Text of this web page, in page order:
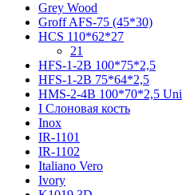
Grey Wood
Groff AFS-75 (45*30)
HCS 110*62*27
21
HFS-1-2B 100*75*2,5
HFS-1-2B 75*64*2,5
HMS-2-4B 100*70*2,5 Uni
I Слоновая кость
Inox
IR-1101
IR-1102
Italiano Vero
Ivory